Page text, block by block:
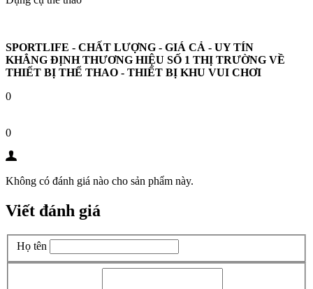
SPORTLIFE - CHẤT LƯỢNG - GIÁ CẢ - UY TÍN
KHẲNG ĐỊNH THƯƠNG HIỆU SỐ 1 THỊ TRƯỜNG VỀ
THIẾT BỊ THỂ THAO - THIẾT BỊ KHU VUI CHƠI
0
0
Không có đánh giá nào cho sản phẩm này.
Viết đánh giá
Họ tên